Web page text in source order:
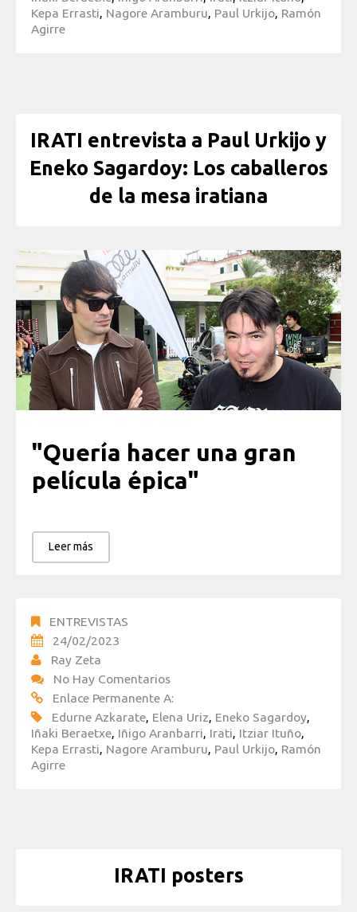
Kepa Errasti, Nagore Aramburu, Paul Urkijo, Ramón
Agirre
IRATI entrevista a Paul Urkijo y
Eneko Sagardoy: Los caballeros
de la mesa iratiana
"Quería hacer una gran
película épica"
Leer más
ENTREVISTAS
24/02/2023
Ray Zeta
No Hay Comentarios
Enlace Permanente A:
Edurne Azkarate Elena Uriz Eneko Sagardoy
Iñaki Beraetxe Iñigo Aranbarri Irati Itziar Ituño
Kepa Errasti Nagore Aramburu Paul Urkijo Ramón
Agirre
IRATI posters